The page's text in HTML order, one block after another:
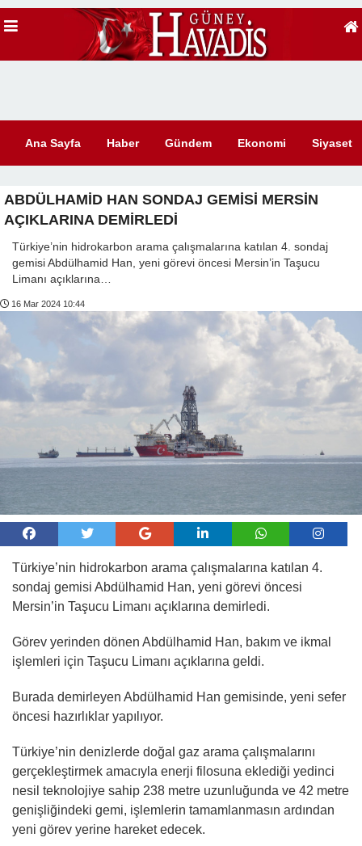
Ana Sayfa Haber Gündem Ekonomi Siyaset
ABDÜLHAMİD HAN SONDAJ GEMİSİ MERSİN
AÇIKLARINA DEMİRLEDİ
Türkiye’nin hidrokarbon arama çalışmalarına katılan 4. sondaj
gemisi Abdülhamid Han, yeni görevi öncesi Mersin’in Taşucu
Limanı açıklarına…
16 Mar 2024 10:44
Türkiye’nin hidrokarbon arama çalışmalarına katılan 4.
sondaj gemisi Abdülhamid Han, yeni görevi öncesi
Mersin’in Taşucu Limanı açıklarına demirledi.
Görev yerinden dönen Abdülhamid Han, bakım ve ikmal
işlemleri için Taşucu Limanı açıklarına geldi.
Burada demirleyen Abdülhamid Han gemisinde, yeni sefer
öncesi hazırlıklar yapılıyor.
Türkiye’nin denizlerde doğal gaz arama çalışmalarını
gerçekleştirmek amacıyla enerji filosuna eklediği yedinci
nesil teknolojiye sahip 238 metre uzunluğunda ve 42 metre
genişliğindeki gemi, işlemlerin tamamlanmasın ardından
yeni görev yerine hareket edecek.